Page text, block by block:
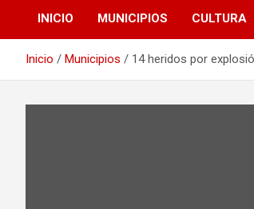
GUANAJUATO
INICIO MUNICIPIOS CULTURA
Inicio Municipios 14 heridos por